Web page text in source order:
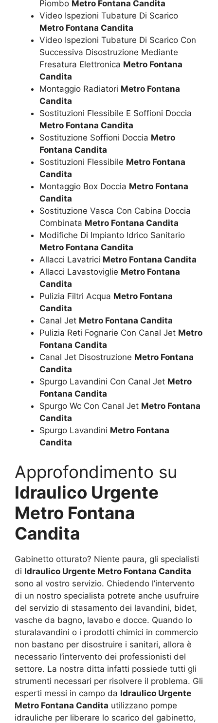
Piombo Metro Fontana Candita
Video Ispezioni Tubature Di Scarico
Metro Fontana Candita
Video Ispezioni Tubature Di Scarico Con
Successiva Disostruzione Mediante
Fresatura Elettronica Metro Fontana
Candita
Montaggio Radiatori Metro Fontana
Candita
Sostituzioni Flessibile E Soffioni Doccia
Metro Fontana Candita
Sostituzione Soffioni Doccia Metro
Fontana Candita
Sostituzioni Flessibile Metro Fontana
Candita
Montaggio Box Doccia Metro Fontana
Candita
Sostituzione Vasca Con Cabina Doccia
Combinata Metro Fontana Candita
Modifiche Di Impianto Idrico Sanitario
Metro Fontana Candita
Allacci Lavatrici Metro Fontana Candita
Allacci Lavastoviglie Metro Fontana
Candita
Pulizia Filtri Acqua Metro Fontana
Candita
Canal Jet Metro Fontana Candita
Pulizia Reti Fognarie Con Canal Jet Metro
Fontana Candita
Canal Jet Disostruzione Metro Fontana
Candita
Spurgo Lavandini Con Canal Jet Metro
Fontana Candita
Spurgo Wc Con Canal Jet Metro Fontana
Candita
Spurgo Lavandini Metro Fontana
Candita
Approfondimento su
Idraulico Urgente
Metro Fontana
Candita
Gabinetto otturato? Niente paura, gli specialisti
di Idraulico Urgente Metro Fontana Candita
sono al vostro servizio. Chiedendo l’intervento
di un nostro specialista potrete anche usufruire
del servizio di stasamento dei lavandini, bidet,
vasche da bagno, lavabo e docce. Quando lo
sturalavandini o i prodotti chimici in commercio
non bastano per disostruire i sanitari, allora è
necessario l’intervento dei professionisti del
settore. La nostra ditta infatti possiede tutti gli
strumenti necessari per risolvere il problema. Gli
esperti messi in campo da Idraulico Urgente
Metro Fontana Candita utilizzano pompe
idrauliche per liberare lo scarico del gabinetto,